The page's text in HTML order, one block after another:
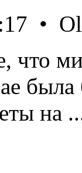
•
что
на